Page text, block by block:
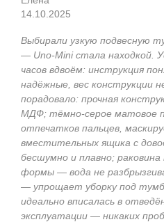
14.10.2025
Выбирали узкую подвесную
— Uno‑Mini стала находкой.
часов вдвоём: инструкция
надёжные, вес конструкции
порадовало: прочная
МДФ; тёмно‑серое матовое
отпечатков пальцев,
вместительных ящика с
бесшумно и плавно; раковина
формы — вода не
— упрощает уборку под
идеально вписалась в
эксплуатации — никаких